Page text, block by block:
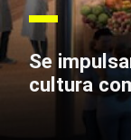
Se
cultura